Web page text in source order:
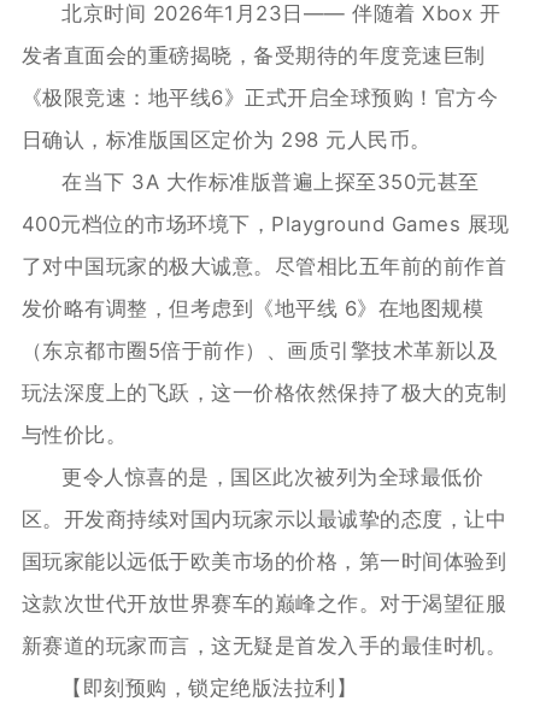
北京时间 2026年1月23日—— 伴随着 Xbox 开
发者直面会的重磅揭晓，备受期待的年度竞速巨制
《极限竞速：地平线6》正式开启全球预购！官方今
日确认，标准版国区定价为 298 元人民币。
在当下 3A 大作标准版普遍上探至350元甚至
400元档位的市场环境下，Playground Games 展现
了对中国玩家的极大诚意。尽管相比五年前的前作首
发价略有调整，但考虑到《地平线 6》在地图规模
（东京都市圈5倍于前作）、画质引擎技术革新以及
玩法深度上的飞跃，这一价格依然保持了极大的克制
与性价比。
更令人惊喜的是，国区此次被列为全球最低价
区。开发商持续对国内玩家示以最诚挚的态度，让中
国玩家能以远低于欧美市场的价格，第一时间体验到
这款次世代开放世界赛车的巅峰之作。对于渴望征服
新赛道的玩家而言，这无疑是首发入手的最佳时机。
【即刻预购，锁定绝版法拉利】